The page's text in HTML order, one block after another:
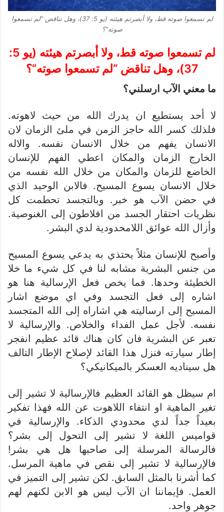
لم تسمعوا صوته قط، ولا أبصرتم هيئته (يو 5: 37)، وهل تناقض “لم تسمعوا
صوته”؟
لم تسمعوا صوته قط، ولا أبصرتم هيئته (يو 5:
37)، وهل تناقض “لم تسمعوا صوته”؟
ما معني الآب ارسلني؟
لا أحد يستطيع ان يدرك الله من حيث لاهوته.
فلذلك كسر الله حاجز الزمن في ملئ الزمان لان
الانسان يفهم من خلال الانسان نفسه. والاله
الخارج الزمان والمكان اعطي الفهم للإنسان
الخاضع للزمان والمكان من خلال الله نفسه من
خلال الانسان يسوع المسيح. فالابن الوحيد الذي
في حضن الآب هو خبر. وبالتجسد تحطمت كل
نظريات احتقار الجسد من افلاطون إلى الغنوصية.
وأزال الله عوائق اللامحدودية لدي البشر.
وأصبح للإنسان مثلاً يحتذي به يدعي يسوع المسيح
من جنس البشرية مشابه لنا في كل شيء ما خلا
الخطيئة وحدها. فما يخص فعل الإرسالية هنا هو
اشاره إلى فعل التجسد وفي اي موضع اشار
المسيح إلى ارساليته هي اشاراه إلى الله المتجسد
نفسه. لأجل عمل الفداء والخلاص. والإرسالية لا
تعبر عن البشرية فان كان هناك قائد عظيم انفجر
إطار سيارته فنزل هذا القائد لإصلاح الإطار التالف
هل سيناديه العسكر بالميكانيكي؟
ام سيظل هو القائد العظيم فالإرسالية لا تشير إلى
تغير الماهية او انتفاء اللاهوت عن الله فهذا تفكير
بعيداً جداً لدي محدودي الذكاء. والإرسالية في
قواميس اللغة لا تشير إلى التحول إلى بشر؟
فالرسالة المرسلة إلى صاحبها هل هي بشر!
فالإرسالية لا تشير إلى نقص في ماهية المرسل.
كما أشرنا بالمثل السابق. لكن تشير إلى التميز في
العمل. فإيماننا ان الآب ليس هو الابن لكنهم لهم
جوهر واحد.